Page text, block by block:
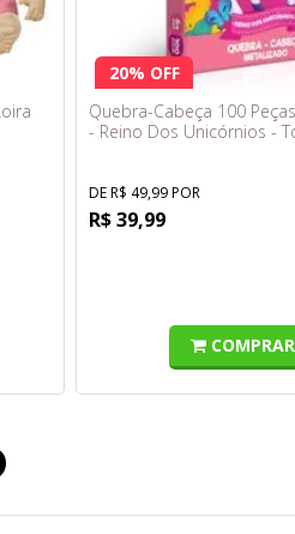
20% OFF
Quebra-Cabeça 100
- Reino Dos Unicórnios -
DE R$ 49,99 POR
R$ 39,99
COMPRAR